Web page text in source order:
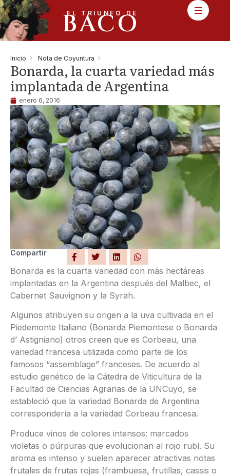
EL TRIUNFO DE
BACO
Inicio Nota de Coyuntura
Bonarda, la cuarta variedad más
implantada de Argentina
enero 6, 2016
Compartir
Bonarda es la cuarta variedad con más hectáreas
implantadas en la Argentina después del Malbec, el
Cabernet Sauvignon y la Syrah.
Algunos atribuyen su origen a la uva cultivada en el
Piedemonte Italiano (Bonarda Piemontese o Bonarda
d’ Astigniano) otros creen que es Corbeau, una
variedad francesa utilizada como parte de los
famosos “assemblage” franceses. De acuerdo al
estudio genético de la Cátedra de Viticultura de la
Facultad de Ciencias Agrarias de la UNCuyo, se
estableció que la variedad Bonarda de Argentina
correspondería a la variedad Corbeau francesa.
Produce vinos de colores intensos: marcados
violetas o púrpuras que evolucionan al rojo rubí. Su
aroma es intenso y suelen aparecer atractivas notas
frutales de frutas rojas (frambuesa, frutillas, cassis o